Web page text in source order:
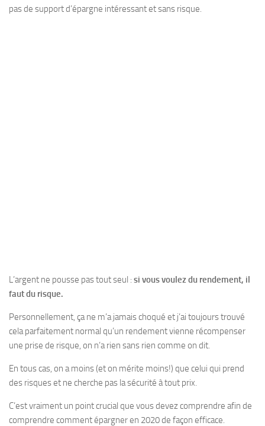
pas de support d’épargne intéressant et sans risque.
L’argent ne pousse pas tout seul : si vous voulez du rendement, il
faut du risque.
Personnellement, ça ne m’a jamais choqué et j’ai toujours trouvé
cela parfaitement normal qu’un rendement vienne récompenser
une prise de risque, on n’a rien sans rien comme on dit.
En tous cas, on a moins (et on mérite moins!) que celui qui prend
des risques et ne cherche pas la sécurité à tout prix.
C’est vraiment un point crucial que vous devez comprendre afin de
comprendre comment épargner en 2020 de façon efficace.